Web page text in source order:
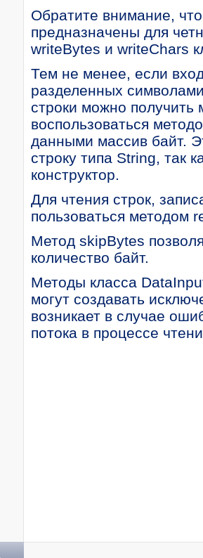
Обратите внимание,
предназначены для
writeBytes и writeChars
Тем не менее, если
разделенных
строки можно
воспользоваться
данными массив байт.
строку типа String, так
конструктор.
Для чтения строк,
пользоваться методом
Метод skipBytes
количество байт.
Методы класса
могут создавать
возникает в случае
потока в процессе